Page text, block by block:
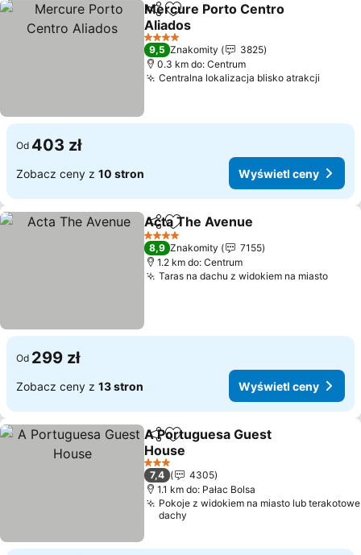
Udostępnij
Dodaj do ulubionych
Mercure Porto Centro
Aliados
4 Kategoria
9,5 Znakomity
3825
0.3 km do: Centrum
Centralna lokalizacja blisko atrakcji
Od 403 zł
Zobacz ceny z 10 stron Wyświetl ceny
UdostępnijDodaj do ulubionych
Acta The Avenue
4 Kategoria
8,9 Znakomity
7155
1.2 km do: Centrum
Taras na dachu z widokiem na miasto
Od 299 zł
Zobacz ceny z 13 stron Wyświetl ceny
Udostępnij
Dodaj do ulubionych
A Portuguesa Guest
House
3 Kategoria
7,4
4305
1.1 km do: Pałac Bolsa
Pokoje z widokiem na miasto lub terakotowe
dachy